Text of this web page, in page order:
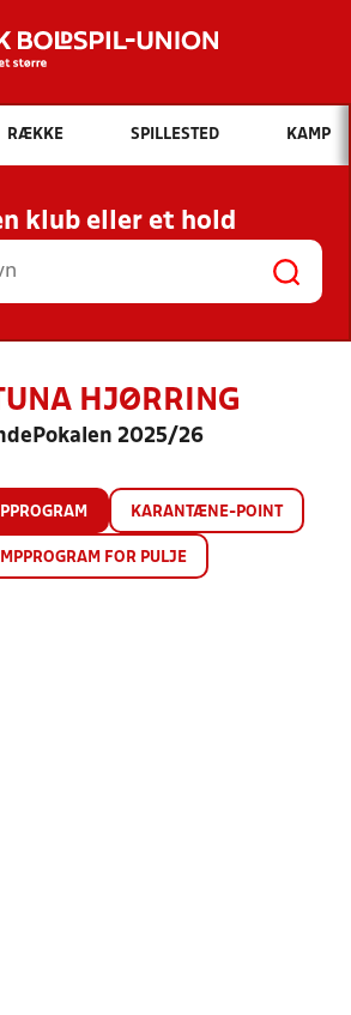
Hvad vil du søge efter?
INDHOLD OG NYHEDER
RESULTATER, KLUBBER OG
HOLD
RÆKKE SPILLESTED KAMP
klub eller et hold
HJØRRING
2025/26
KARANTÆNE-POINT
FOR PULJE